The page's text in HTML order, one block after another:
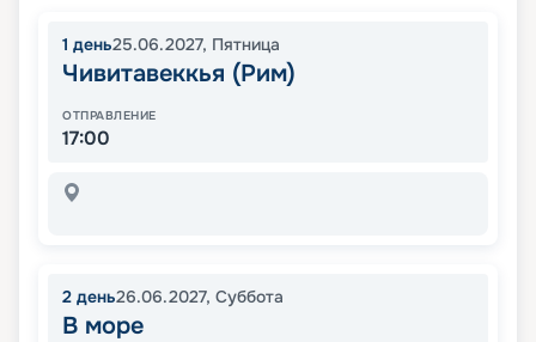
1 день25.06.2027, Пятница
Чивитавеккья (Рим)
ОТПРАВЛЕНИЕ
17:00
2 день26.06.2027, Суббота
В море